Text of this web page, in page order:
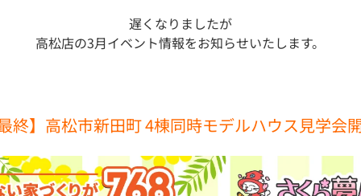
遅くなりましたが
高松店の3月イベント情報をお知らせいたします。
終】高松市新田町 4棟同時モデルハウス見学会